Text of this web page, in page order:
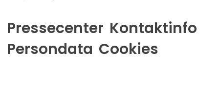
Pressecenter Kontaktinfo
Persondata Cookies